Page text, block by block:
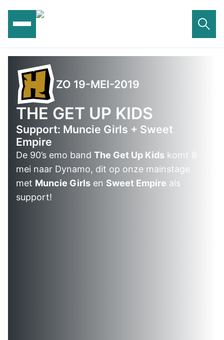
ZO 19-MEI-2019
THE GET UP KIDS
Support: Muncie Girls + Sweet
Empire
De 90’s emo band The Get Up Kids komt 8
mei naar Dynamo, dit op onze mainstage
met Muncie Girls en Sweet Empire als
support!